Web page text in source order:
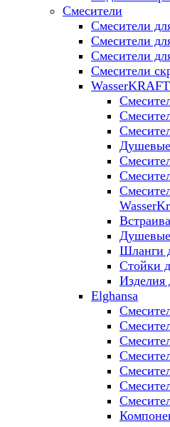
Смесители
Смесители
Смесители
Смесители
Смесители
WasserKRAFT
Душевые
Шланги
Стойки
Изделия
Elghansa